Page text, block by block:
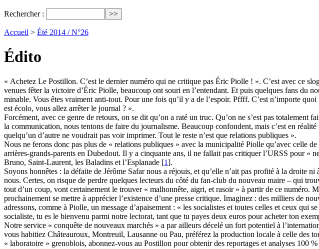
Rechercher :
Accueil > Été 2014 / N°26
Édito
« Achetez Le Postillon. C’est le dernier numéro qui ne critique pas Éric Piolle ! ». C’est avec ce
venues fêter la victoire d’Éric Piolle, beaucoup ont souri en l’entendant. Et puis quelques fans du
minable. Vous êtes vraiment anti-tout. Pour une fois qu’il y a de l’espoir. Pffff. C’est n’importe
est écolo, vous allez arrêter le journal ? ».
Forcément, avec ce genre de retours, on se dit qu’on a raté un truc. Qu’on ne s’est pas
la communication, nous tentons de faire du journalisme. Beaucoup confondent, mais c’est en
quelqu’un d’autre ne voudrait pas voir imprimer. Tout le reste n’est que relations publiques ».
Nous ne ferons donc pas plus de « relations publiques » avec la municipalité Piolle qu’avec celle
arrières-grands-parents en Dubedout. Il y a cinquante ans, il ne fallait pas critiquer l’URSS pour «
Bruno, Saint-Laurent, les Baladins et l’Esplanade [1].
Soyons honnêtes : la défaite de Jérôme Safar nous a réjouis, et qu’elle n’ait pas profité à la droite
nous. Certes, on risque de perdre quelques lecteurs du côté du fan-club du nouveau maire – qui
tout d’un coup, vont certainement le trouver « malhonnête, aigri, et rasoir » à partir de ce numéro.
prochainement se mettre à apprécier l’existence d’une presse critique. Imaginez : des milliers de
adressons, comme à Piolle, un message d’apaisement : « les socialistes et toutes celles et ceux qui
socialiste, tu es le bienvenu parmi notre lectorat, tant que tu payes deux euros pour acheter ton
Notre service « conquête de nouveaux marchés » a par ailleurs décelé un fort potentiel à
vous habitiez Châteauroux, Montreuil, Lausanne ou Pau, préférez la production locale à celle des
« laboratoire » grenoblois, abonnez-vous au Postillon pour obtenir des reportages et analyses 100